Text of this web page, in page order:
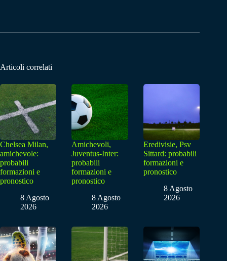
Articoli correlati
Chelsea Milan,
amichevole:
probabili
formazioni e
pronostico
8 Agosto
2026
Amichevoli,
Juventus-Inter:
probabili
formazioni e
pronostico
8 Agosto
2026
Eredivisie, Psv
Sittard: probabili
formazioni e
pronostico
8 Agosto
2026